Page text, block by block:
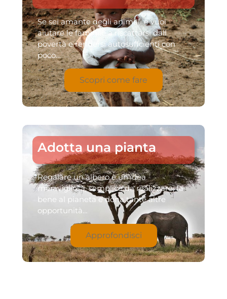
Se sei amante degli animali e vuoi
aiutare le famiglie a riscattarsi dall
povertà e rendersi autosuffcienti con
poco…
Scopri come fare
Adotta una pianta
Regalare un albero è un’idea
meravigliosa, semplice da realizzare, fa
bene al pianeta e dona tante altre
opportunità…
Approfondisci